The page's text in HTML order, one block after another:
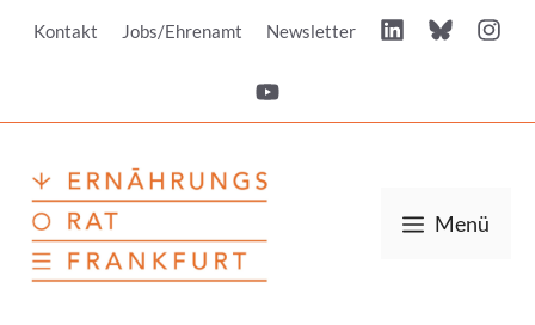
InhaltKontakt Jobs/Ehrenamt Newsletter
Menü